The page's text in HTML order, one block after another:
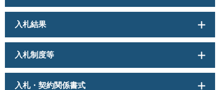
入札結果
入札制度等
入札・契約関係書式